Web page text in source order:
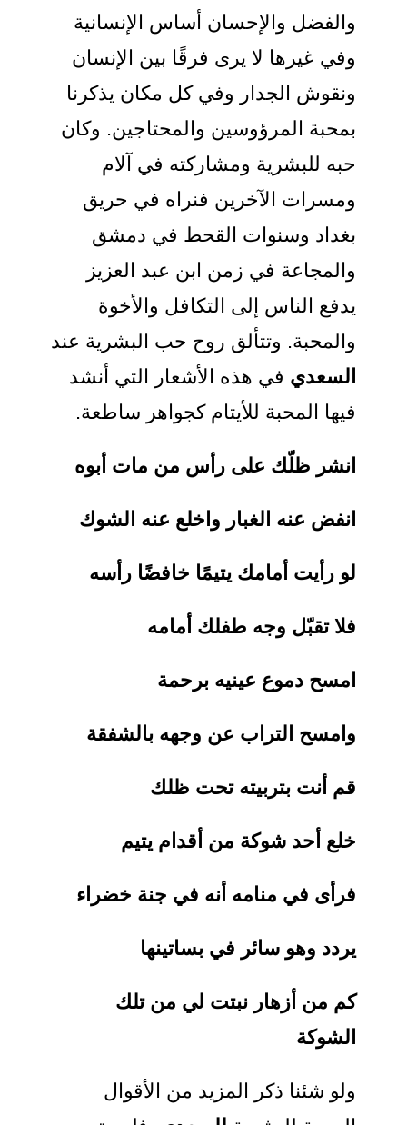
والفضل والإحسان أساس الإنسانية
وفي غيرها لا يرى فرقًا بين الإنسان
ونقوش الجدار وفي كل مكان يذكرنا
بمحبة المرؤوسين والمحتاجين. وكان
حبه للبشرية ومشاركته في آلام
ومسرات الآخرين فنراه في حريق
بغداد وسنوات القحط في دمشق
والمجاعة في زمن ابن عبد العزيز
يدفع الناس إلى التكافل والأخوة
والمحبة. وتتألق روح حب البشرية عند
السعدي في هذه الأشعار التي أنشد
فيها المحبة للأيتام كجواهر ساطعة.
انشر ظلّك على رأس من مات أبوه
انفض عنه الغبار واخلع عنه الشوك
لو رأيت أمامك يتيمًا خافضًا رأسه
فلا تقبّل وجه طفلك أمامه
امسح دموع عينيه برحمة
وامسح التراب عن وجهه بالشفقة
قم أنت بتربيته تحت ظلك
خلع أحد شوكة من أقدام يتيم
فرأى في منامه أنه في جنة خضراء
يردد وهو سائر في بساتينها
كم من أزهار نبتت لي من تلك
الشوكة
ولو شئنا ذكر المزيد من الأقوال